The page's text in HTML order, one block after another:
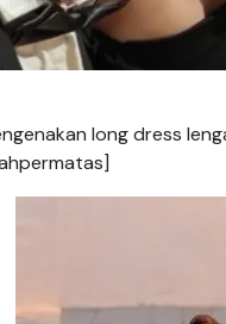
long dress